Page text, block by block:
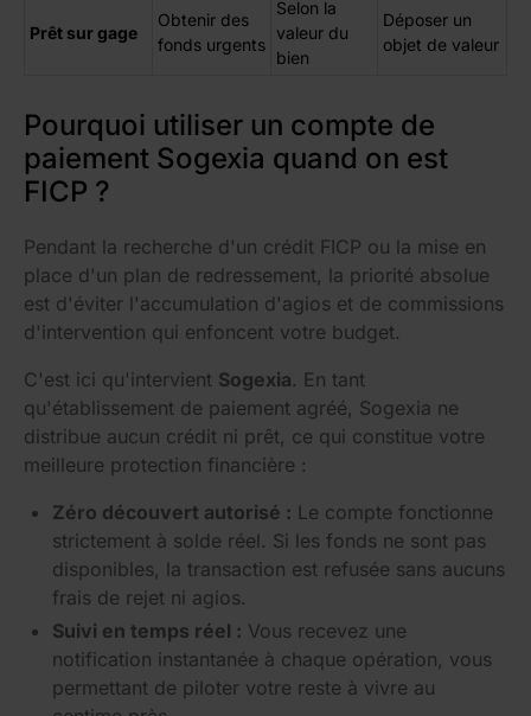
Prêt sur gage
Obtenir des
fonds urgents
Selon la
valeur du
bien
Déposer un
objet de valeur
Pourquoi utiliser un compte de
paiement Sogexia quand on est
FICP ?
Pendant la recherche d'un crédit FICP ou la mise en
place d'un plan de redressement, la priorité absolue
est d'éviter l'accumulation d'agios et de commissions
d'intervention qui enfoncent votre budget.
C'est ici qu'intervient Sogexia. En tant
qu'établissement de paiement agréé, Sogexia ne
distribue aucun crédit ni prêt, ce qui constitue votre
meilleure protection financière :
Zéro découvert autorisé : Le compte fonctionne
strictement à solde réel. Si les fonds ne sont pas
disponibles, la transaction est refusée sans aucuns
frais de rejet ni agios.
Suivi en temps réel : Vous recevez une
notification instantanée à chaque opération, vous
permettant de piloter votre reste à vivre au